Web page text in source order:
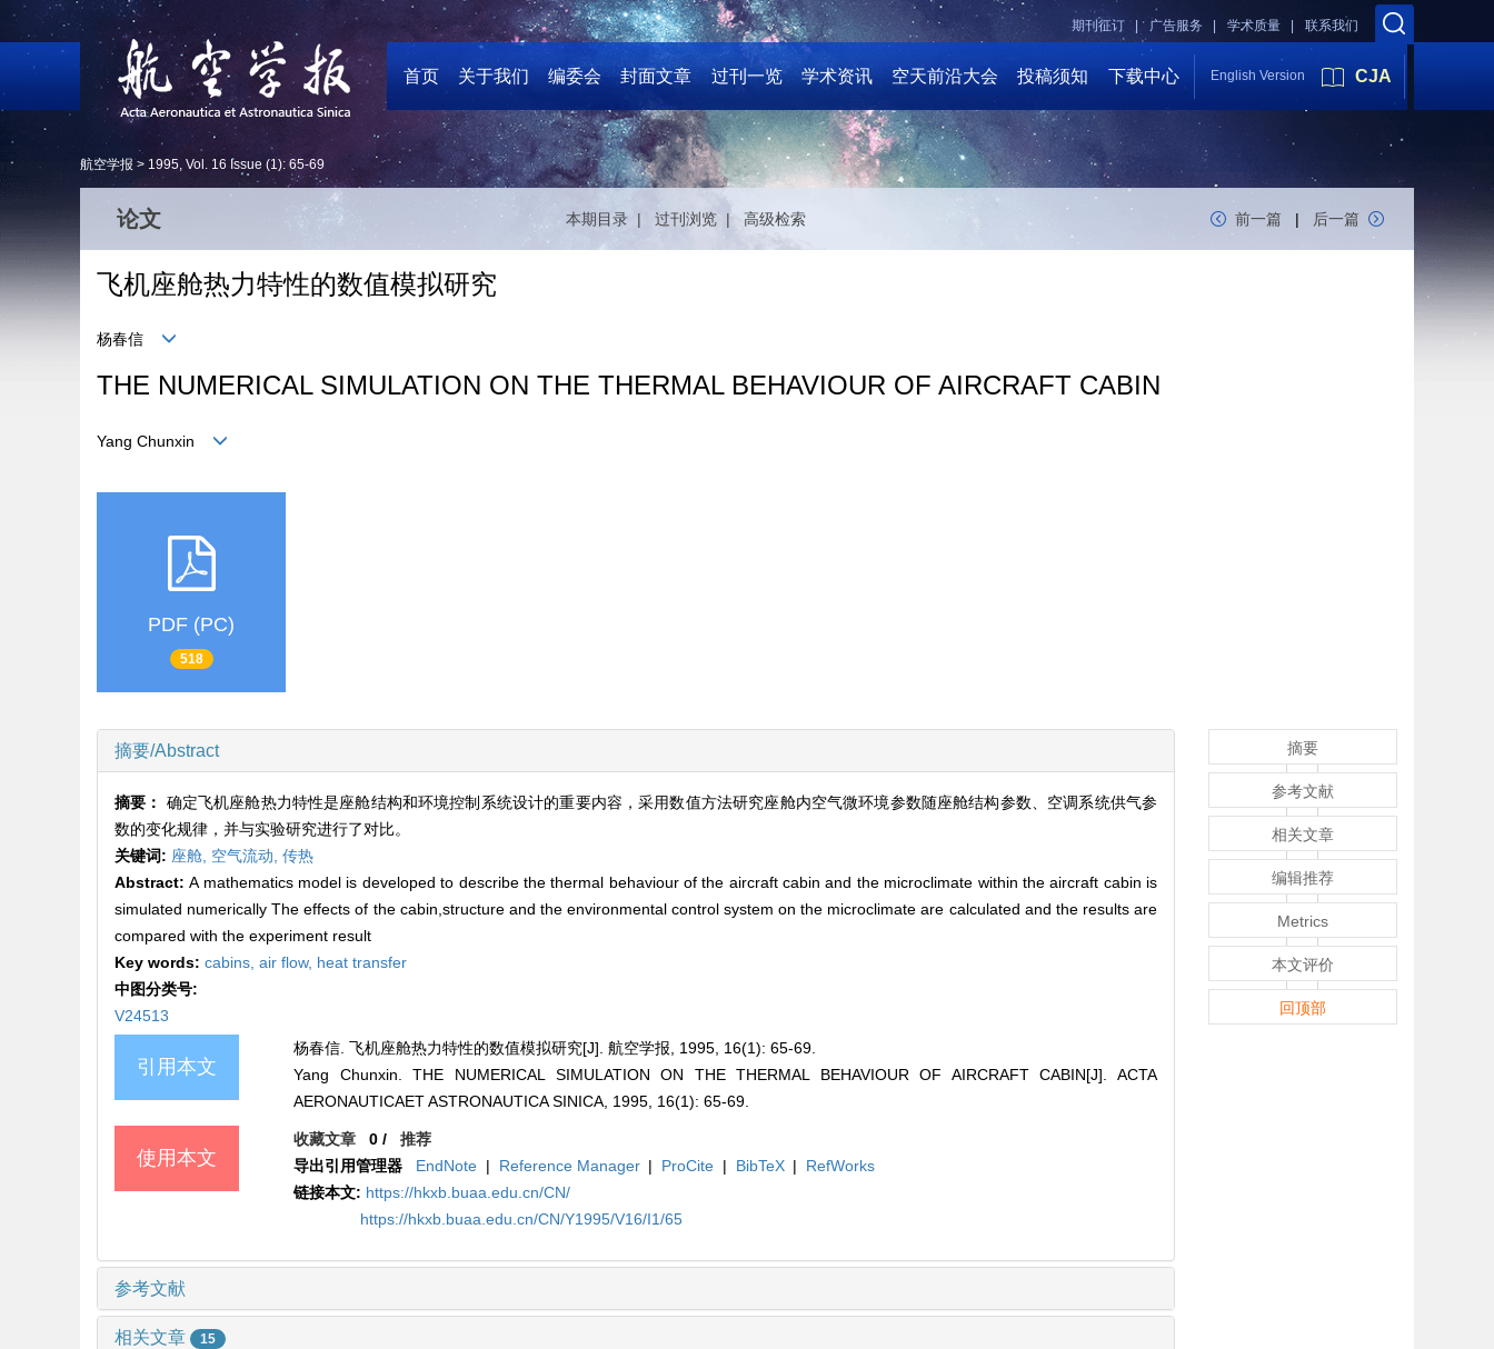
联系我们
学术质量 |
广告服务 |
期刊征订 |
首页 关于我们 编委会 封面文章 过刊一览 学术资讯 空天前沿大会 投稿须知 下载中心 English Version CJA
航空学报 > 1995, Vol. 16 Issue (1): 65-69
论文 本期目录 | 过刊浏览 | 高级检索 前一篇 | 后一篇
飞机座舱热力特性的数值模拟研究
杨春信
THE NUMERICAL SIMULATION ON THE THERMAL BEHAVIOUR OF AIRCRAFT CABIN
Yang Chunxin
PDF (PC)
518
摘要/Abstract
摘要： 确定飞机座舱热力特性是座舱结构和环境控制系统设计的重要内容，采用数值方法研究座舱内空气微环境参数随座舱结构参数、空调系统供气参
数的变化规律，并与实验研究进行了对比。
关键词: 座舱, 空气流动, 传热
Abstract:A mathematics model is developed to describe the thermal behaviour of the aircraft cabin and the microclimate within the aircraft cabin is
simulated numerically The effects of the cabin,structure and the environmental control system on the microclimate are calculated and the results are
compared with the experiment result
Key words: cabins, air flow, heat transfer
中图分类号:
V24513
引用本文
杨春信. 飞机座舱热力特性的数值模拟研究[J]. 航空学报, 1995, 16(1): 65-69.
Yang Chunxin. THE NUMERICAL SIMULATION ON THE THERMAL BEHAVIOUR OF AIRCRAFT CABIN[J]. ACTA
AERONAUTICAET ASTRONAUTICA SINICA, 1995, 16(1): 65-69.
使用本文
收藏文章 0 /推荐
导出引用管理器
EndNote | Reference Manager | ProCite | BibTeX |
RefWorks
链接本文: https://hkxb.buaa.edu.cn/CN/
https://hkxb.buaa.edu.cn/CN/Y1995/V16/I1/65
参考文献
相关文章 15
摘要
参考文献
相关文章
编辑推荐
Metrics
本文评价
回顶部